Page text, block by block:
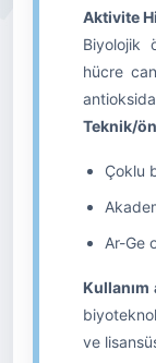
Aktivite
Biyolojik
hücre
Teknik/
Çoklu
Ar-Ge
Kullanım
ve